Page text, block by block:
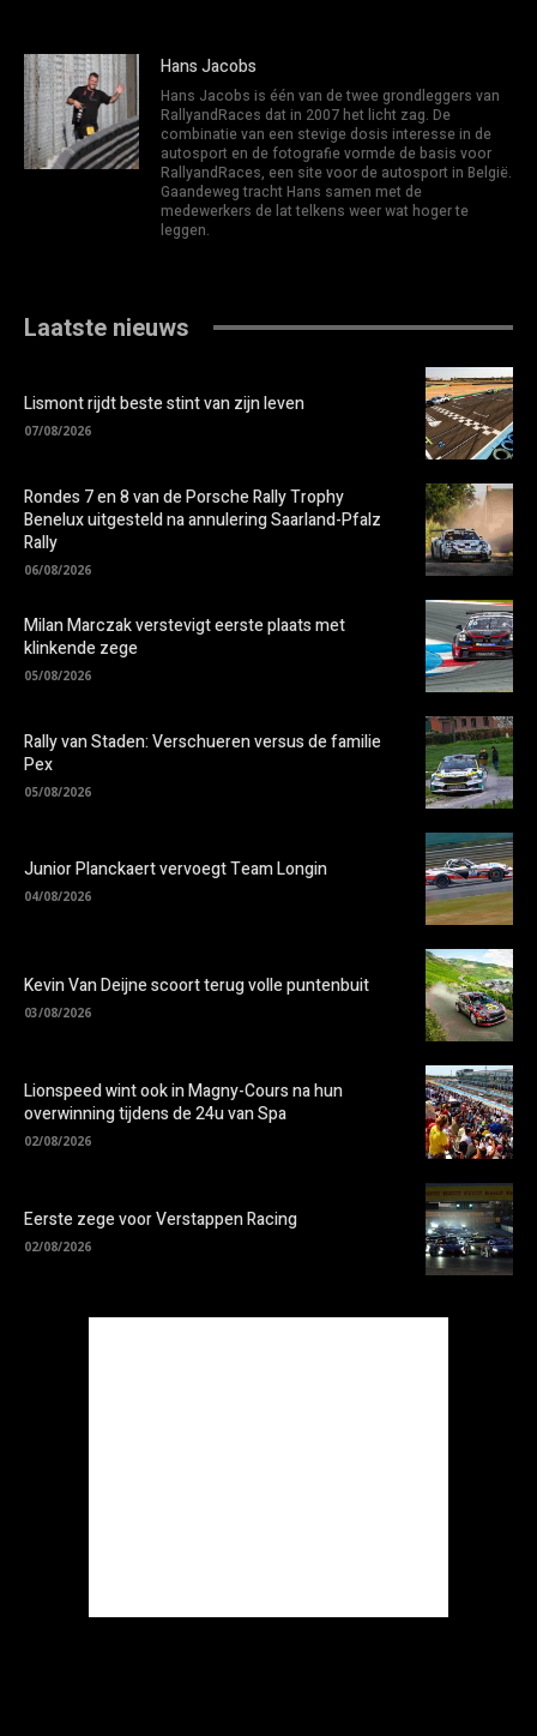
Hans Jacobs
Hans Jacobs is één van de twee grondleggers van
RallyandRaces dat in 2007 het licht zag. De
combinatie van een stevige dosis interesse in de
autosport en de fotografie vormde de basis voor
RallyandRaces, een site voor de autosport in België.
Gaandeweg tracht Hans samen met de
medewerkers de lat telkens weer wat hoger te
leggen.
Laatste nieuws
Lismont rijdt beste stint van zijn leven
07/08/2026
Rondes 7 en 8 van de Porsche Rally Trophy
Benelux uitgesteld na annulering Saarland-Pfalz
Rally
06/08/2026
Milan Marczak verstevigt eerste plaats met
klinkende zege
05/08/2026
Rally van Staden: Verschueren versus de familie
Pex
05/08/2026
Junior Planckaert vervoegt Team Longin
04/08/2026
Kevin Van Deijne scoort terug volle puntenbuit
03/08/2026
Lionspeed wint ook in Magny-Cours na hun
overwinning tijdens de 24u van Spa
02/08/2026
Eerste zege voor Verstappen Racing
02/08/2026